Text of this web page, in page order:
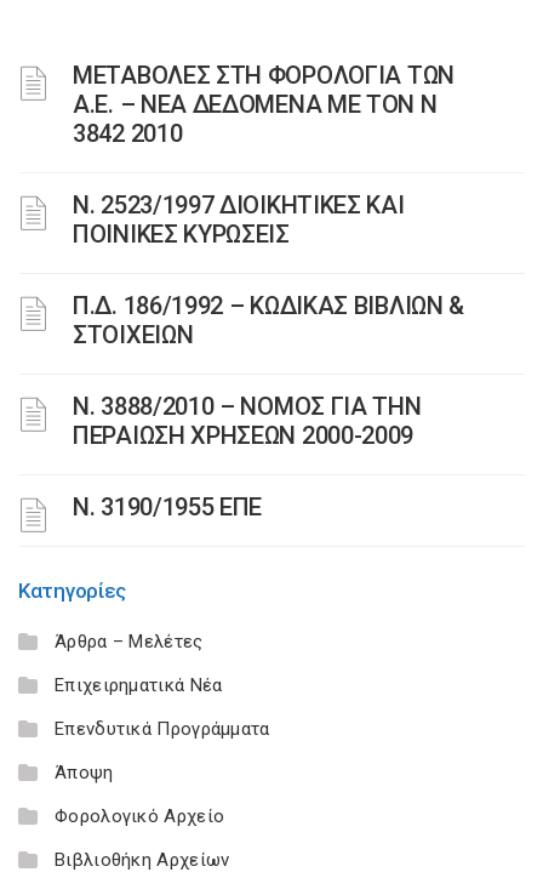
ΜΕΤΑΒΟΛΕΣ ΣΤΗ ΦΟΡΟΛΟΓΙΑ ΤΩΝ
Α.Ε. – ΝΕΑ ΔΕΔΟΜΕΝΑ ME TON N
3842 2010
Ν. 2523/1997 ΔΙΟΙΚΗΤΙΚΕΣ ΚΑΙ
ΠΟΙΝΙΚΕΣ ΚΥΡΩΣΕΙΣ
Π.Δ. 186/1992 – ΚΩΔΙΚΑΣ ΒΙΒΛΙΩΝ &
ΣΤΟΙΧΕΙΩΝ
Ν. 3888/2010 – ΝΟΜΟΣ ΓΙΑ ΤΗΝ
ΠΕΡΑΙΩΣΗ ΧΡΗΣΕΩΝ 2000-2009
Ν. 3190/1955 ΕΠΕ
Κατηγορίες
Άρθρα – Μελέτες
Επιχειρηματικά Νέα
Επενδυτικά Προγράμματα
Άποψη
Φορολογικό Αρχείο
Βιβλιοθήκη Αρχείων